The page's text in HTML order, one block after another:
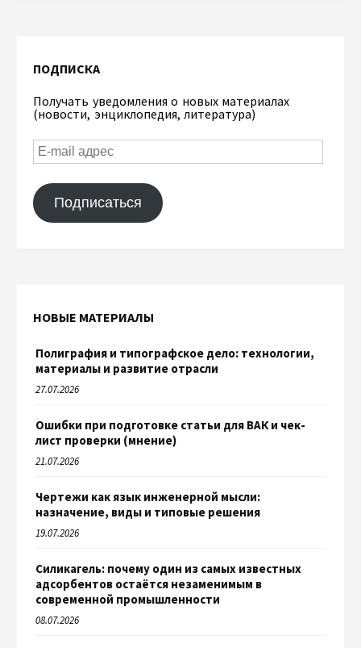
ПОДПИСКА
Получать уведомления о новых материалах
(новости, энциклопедия, литература)
Подписаться
НОВЫЕ МАТЕРИАЛЫ
Полиграфия и типографское дело: технологии,
материалы и развитие отрасли
27.07.2026
Ошибки при подготовке статьи для ВАК и чек-
лист проверки (мнение)
21.07.2026
Чертежи как язык инженерной мысли:
назначение, виды и типовые решения
19.07.2026
Силикагель: почему один из самых известных
адсорбентов остаётся незаменимым в
современной промышленности
08.07.2026